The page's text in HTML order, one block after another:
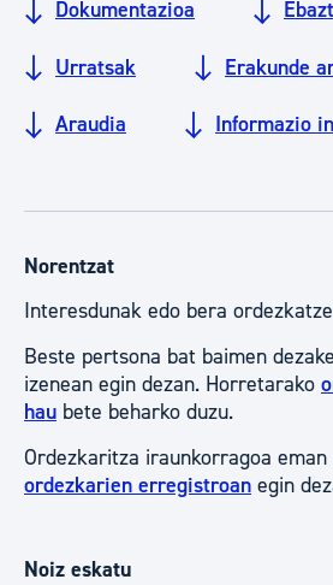
Dokumentazioa
Urratsak Erakunde
Araudia Informazio
Norentzat
Interesdunak edo bera
Beste pertsona bat baimen
izenean egin dezan. Horretarako
hau bete beharko duzu.
Ordezkaritza iraunkorragoa eman
ordezkarien erregistroan egin
Noiz eskatu